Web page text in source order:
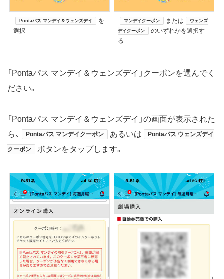
Pontaパス マンデイ＆ウェンズデイ
を
選択
マンデイクーポン または
ウェンズ
デイクーポン
のいずれかを選択す
る
「Pontaパス マンデイ＆ウェンズデイ」クーポンを選んでく
ださい。
「Pontaパス マンデイ＆ウェンズデイ」の画面が表示された
ら、
Pontaパス マンデイクーポン あるいは Pontaパス ウェンズデイ
クーポン ボタンをタップします。